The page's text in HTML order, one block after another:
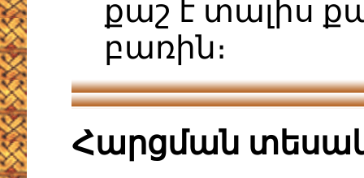
քաշ է տալիս
բառին։
Հարցման